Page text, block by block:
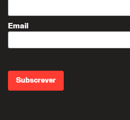
Email